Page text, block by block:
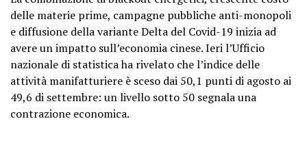
delle materie prime, campagne pubbliche anti-monopoli
e diffusione della variante Delta del Covid-19 inizia ad
avere un impatto sull’economia cinese. Ieri l’Ufficio
nazionale di statistica ha rivelato che l’indice delle
attività manifatturiere è sceso dai 50,1 punti di agosto ai
49,6 di settembre: un livello sotto 50 segnala una
contrazione economica.